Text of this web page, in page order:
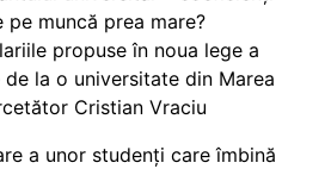
muncă prea mare?
propuse în noua lege a
la o universitate din Marea
Cristian Vraciu
a unor studenți care îmbină